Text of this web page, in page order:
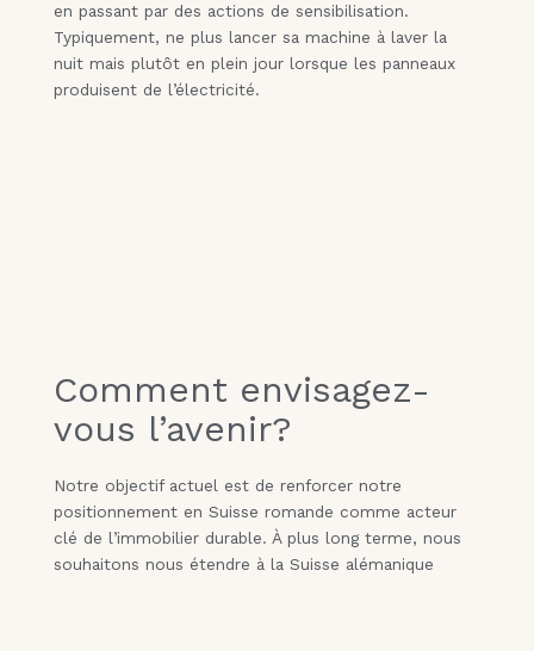
en passant par des actions de sensibilisation.
Typiquement, ne plus lancer sa machine à laver la
nuit mais plutôt en plein jour lorsque les panneaux
produisent de l’électricité.
Comment envisagez-
vous l’avenir?
Notre objectif actuel est de renforcer notre
positionnement en Suisse romande comme acteur
clé de l’immobilier durable. À plus long terme, nous
souhaitons nous étendre à la Suisse alémanique